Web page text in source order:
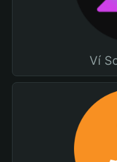
Ví